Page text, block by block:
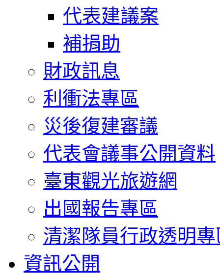
代表建議案
補捐助
財政訊息
利衝法專區
災後復建審議
代表會議事公開資料
臺東觀光旅遊網
出國報告專區
清潔隊員行政透明專
資訊公開